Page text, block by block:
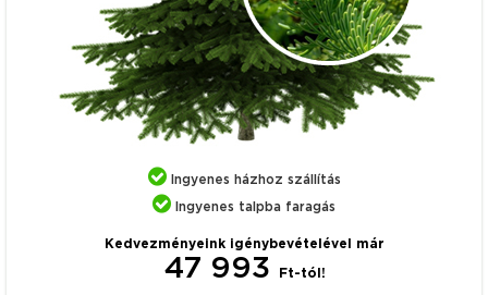
Ingyenes házhoz szállítás
Ingyenes talpba faragás
Kedvezményeink igénybevételével már
47 993 Ft-tól!